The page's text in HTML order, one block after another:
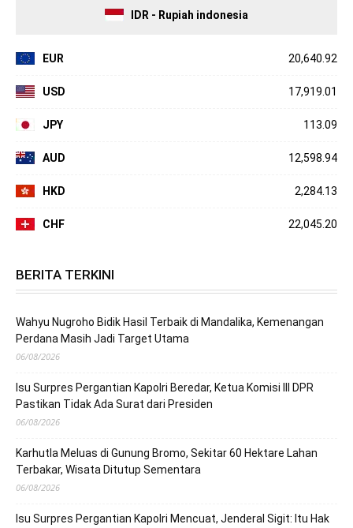
IDR - Rupiah indonesia
EUR 20,640.92
USD 17,919.01
JPY 113.09
AUD 12,598.94
HKD 2,284.13
CHF 22,045.20
BERITA TERKINI
Wahyu Nugroho Bidik Hasil Terbaik di Mandalika, Kemenangan
Perdana Masih Jadi Target Utama
06/08/2026
Isu Surpres Pergantian Kapolri Beredar, Ketua Komisi III DPR
Pastikan Tidak Ada Surat dari Presiden
06/08/2026
Karhutla Meluas di Gunung Bromo, Sekitar 60 Hektare Lahan
Terbakar, Wisata Ditutup Sementara
06/08/2026
Isu Surpres Pergantian Kapolri Mencuat, Jenderal Sigit: Itu Hak